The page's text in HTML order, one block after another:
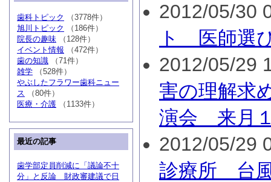
2012/05/30
ト 医師選
2012/05/29
害の理解求
演会 来月
2012/05/29
診療所 台
歯科トピック
（3778件）
旭川トピック
（186件）
院長の趣味 （128件）
イベント情報 （472件）
歯の知識 （71件）
雑学 （528件）
やぶしたフラワー歯科ニュー
ス （80件）
医療・介護 （1133件）
最近の記事
歯学部定員削減に「議論不十
分」と反論 財政審建議で日